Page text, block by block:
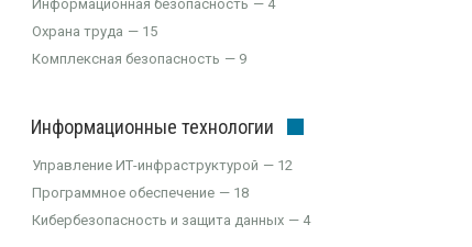
Информационная безопасность
4
Охрана труда
15
Комплексная безопасность
9
Информационные технологии
Управление ИТ-инфраструктурой
12
Программное обеспечение
18
Кибербезопасность и защита данных
4